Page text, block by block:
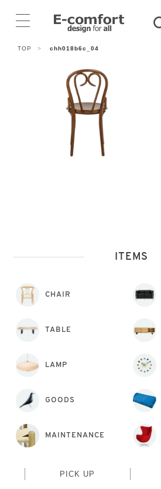
TOP > chh018b6c_04
ITEMS
CHAIR
TABLE
LAMP
GOODS
MAINTENANCE
PICK UP